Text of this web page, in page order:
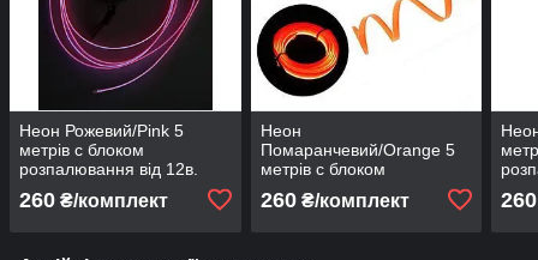
Неон Рожевий/Pink 5
метрів c блоком
розпалювання від 12в.
260 ₴/комплект
Неон
Помаранчевий/Orange 5
метрів c блоком
260₴/комплект 260